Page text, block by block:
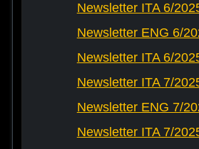
Newsletter ITA 6/
Newsletter ENG 6/
Newsletter ITA 6/
Newsletter ITA 7/
Newsletter ENG 7/
Newsletter ITA 7/